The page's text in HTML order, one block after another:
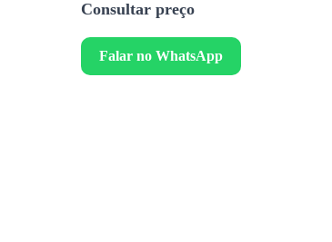
Consultar preço
Falar no WhatsApp